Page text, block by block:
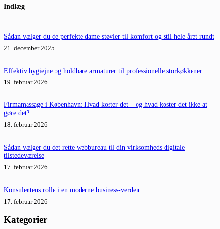
resultater
Indlæg
Sådan vælger du de perfekte dame støvler til komfort og stil hele året rundt
21. december 2025
Effektiv hygiejne og holdbare armaturer til professionelle storkøkkener
19. februar 2026
Firmamassage i København: Hvad koster det – og hvad koster det ikke at
gøre det?
18. februar 2026
Sådan vælger du det rette webbureau til din virksomheds digitale
tilstedeværelse
17. februar 2026
Konsulentens rolle i en moderne business-verden
17. februar 2026
Kategorier